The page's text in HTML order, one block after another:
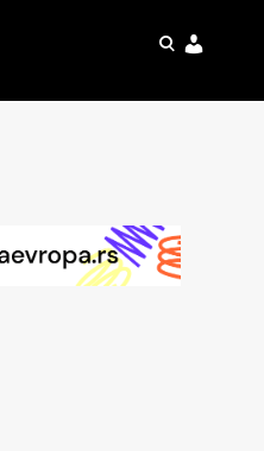
pretraga